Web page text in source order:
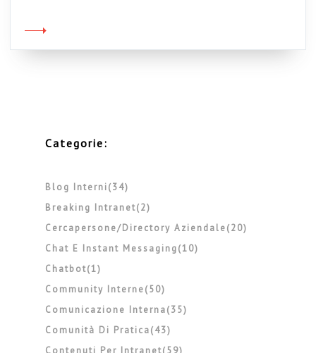
poveri, male organizzati e linkati malamente
Categorie:
Blog Interni(34)
Breaking Intranet(2)
Cercapersone/directory Aziendale(20)
Chat E Instant Messaging(10)
Chatbot(1)
Community Interne(50)
Comunicazione Interna(35)
Comunità Di Pratica(43)
Contenuti Per Intranet(59)